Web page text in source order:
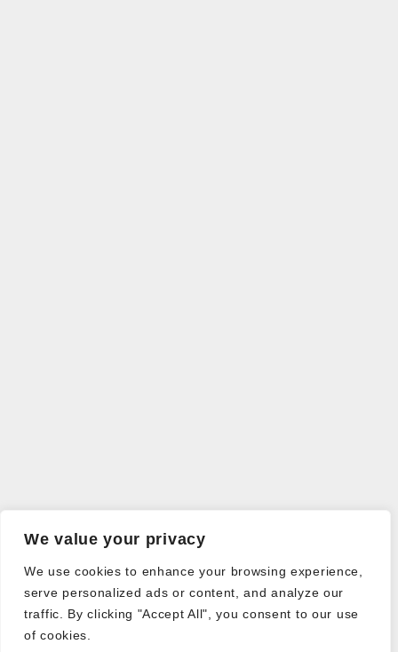
We value your privacy
We use cookies to enhance your browsing experience,
serve personalized ads or content, and analyze our
traffic. By clicking "Accept All", you consent to our use
of cookies.